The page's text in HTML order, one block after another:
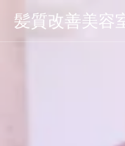
髪質改善美容